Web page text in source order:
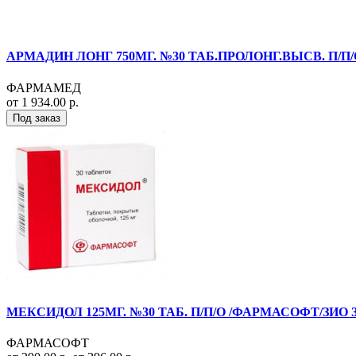
АРМАДИН ЛОНГ 750МГ. №30 ТАБ.ПРОЛОНГ.ВЫСВ. П/
ФАРМАМЕД
от 1 934.00 р.
Под заказ
МЕКСИДОЛ 125МГ. №30 ТАБ. П/П/О /ФАРМАСОФТ/ЗИО
ФАРМАСОФТ